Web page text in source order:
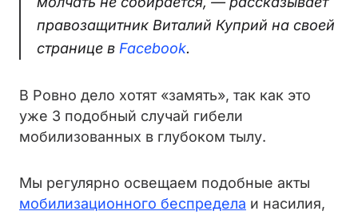
правозащитник Виталий Куприй на своей
странице в Facebook.
В Ровно дело хотят «замять», так как это
уже 3 подобный случай гибели
мобилизованных в глубоком тылу.
Мы регулярно освещаем подобные акты
мобилизационного беспредела и насилия,